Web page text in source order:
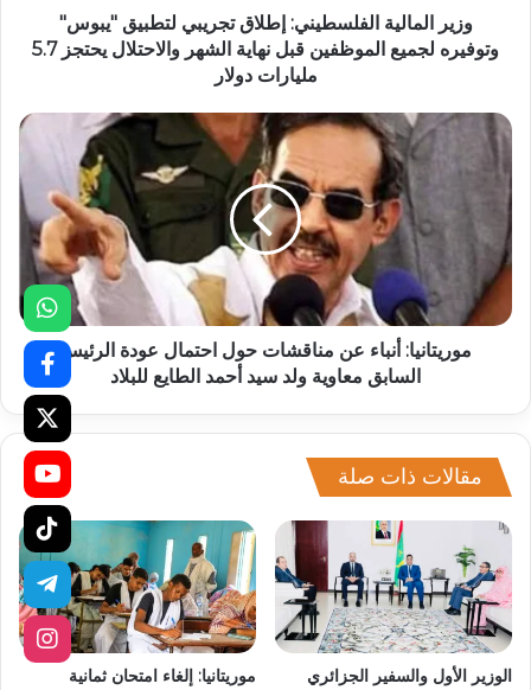
وزير المالية الفلسطيني: إطلاق تجريبي لتطبيق "يبوس"
وتوفيره لجميع الموظفين قبل نهاية الشهر والاحتلال يحتجز 5.7
مليارات دولار
موريتانيا: أنباء عن مناقشات حول احتمال عودة الرئيس
السابق معاوية ولد سيد أحمد الطايع للبلاد
مقالات ذات صلة
الوزير الأول والسفير الجزائري
موريتانيا: إلغاء امتحان ثمانية